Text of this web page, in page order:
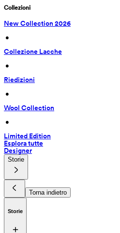
Collezioni
New Collection 2026
•
Collezione Lacche
•
Riedizioni
•
Wool Collection
•
Limited Edition
Esplora tutte
Designer
Storie
Torna indietro
Storie